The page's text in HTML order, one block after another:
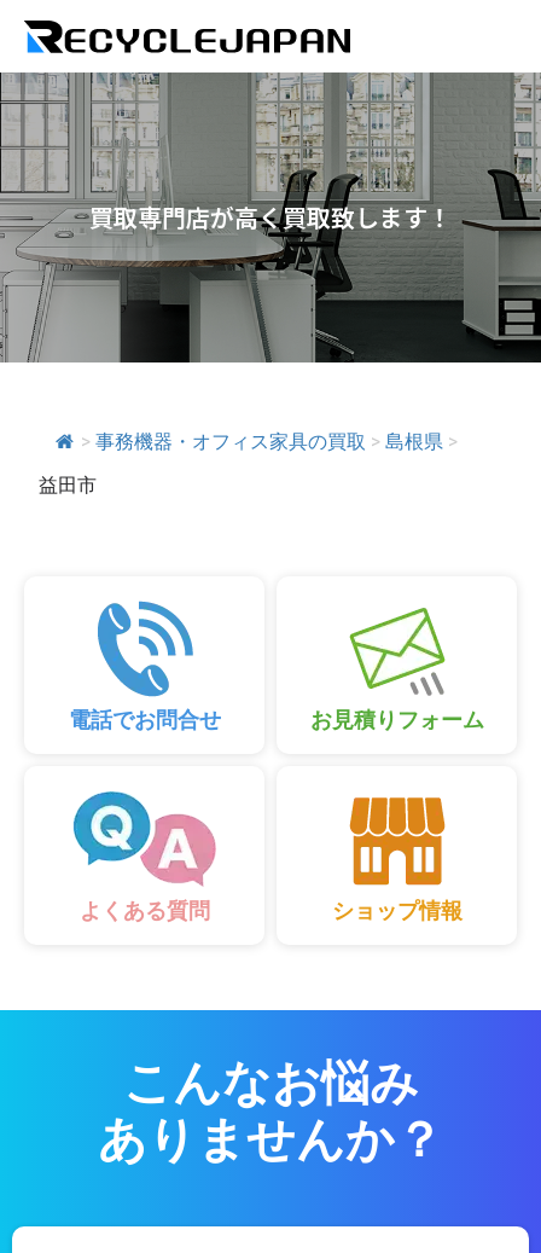
買取専門店が高く買取致します！
> 事務機器・オフィス家具の買取 > 島根県 >
益田市
電話でお問合せ お見積りフォーム
よくある質問 ショップ情報
こんなお悩み
ありませんか？